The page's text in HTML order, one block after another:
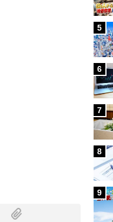
5
6
7
8
9